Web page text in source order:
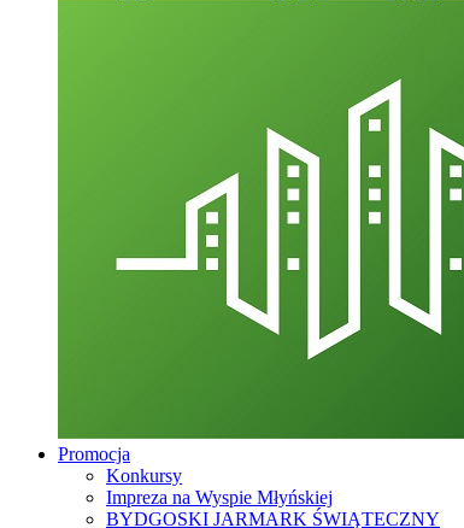
Promocja
Konkursy
Impreza na Wyspie Młyńskiej
BYDGOSKI JARMARK ŚWIĄTECZNY